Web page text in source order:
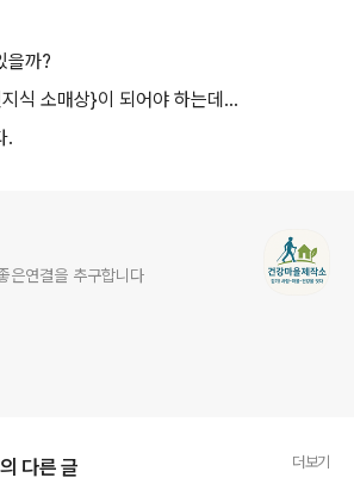
을까?
식 소매상}이 되어야 하는데...
.
은연결을 추구합니다
의 다른 글 더보기